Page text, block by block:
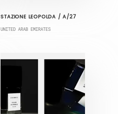
STAZIONE LEOPOLDA / A/27
UNITED ARAB EMIRATES